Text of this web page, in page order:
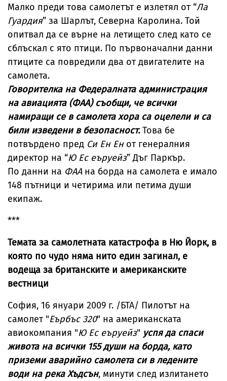
Малко преди това самолетът е излетял от “Ла
Гуардия” за Шарлът, Северна Каролина. Той
опитвал да се върне на летището след като се
сблъскал с ято птици. По първоначални данни
птиците са повредили два от двигателите на
самолета.
Говорителка на Федералната администрация
на авиацията (ФАА) съобщи, че всички
намиращи се в самолета хора са оцелели и са
били изведени в безопасност.Това бе
потвърдено пред Си Ен Енот генералния
директор на “Ю Ес еъруейз” Дъг Паркър.
По данни на ФАА на борда на самолета е имало
148 пътници и четирима или петима души
екипаж.
***
Темата за самолетната катастрофа в Ню Йорк, в
която по чудо няма нито един загинал, е
водеща за британските и американските
вестници
София, 16 януари 2009 г. /БТА/ Пилотът на
самолет "Еърбъс 320" на американската
авиокомпания "Ю Ес еъруейз" успя да спаси
живота на всички 155 души на борда, като
приземи аварийно самолета си в ледените
води на река Хъдсън, минути след излитането